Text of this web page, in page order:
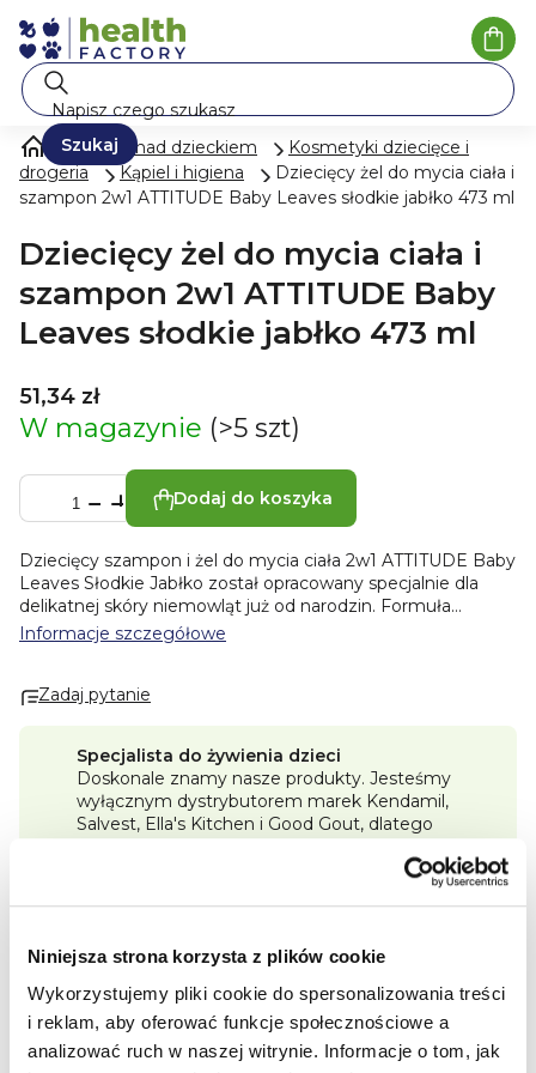
Niniejsza strona korzysta z plików cookie
Wykorzystujemy pliki cookie do spersonalizowania treści
i reklam, aby oferować funkcje społecznościowe a
analizować ruch w naszej witrynie. Informacje o tom, jak
Przejść
do
treści
Szukaj
Opieka nad dzieckiem
Kosmetyki dziecięce i
drogeria
Kąpiel i higiena
Dziecięcy żel do mycia ciała i
szampon 2w1 ATTITUDE Baby Leaves słodkie jabłko 473 ml
Dziecięcy żel do mycia ciała i
szampon 2w1 ATTITUDE Baby
Leaves słodkie jabłko 473 ml
51,34 zł
W magazynie (>5 szt)
Dodaj do koszyka
Dziecięcy szampon i żel do mycia ciała 2w1 ATTITUDE Baby
Leaves Słodkie Jabłko został opracowany specjalnie dla
delikatnej skóry niemowląt już od narodzin. Formuła
zawiera 98% składników pochodzenia naturalnego i została
codzienną kąpiel oraz delikatnie oczyszcza włosy i ciało
przyjemne codzienne stosowanie.
Korzyści:
• formuła 2w1
• dermatologicznie testowany
• naturalny zapach słodkiego jabłka
• 100% wegański
• duże opakowanie 473 ml
Informacje szczegółowe
Zadaj pytanie
Specjalista do żywienia dzieci
Doskonale znamy nasze produkty. Jesteśmy
wyłącznym dystrybutorem marek Kendamil,
Salvest, Ella's Kitchen i Good Gout, dlatego
Im więcej kupisz, tym więcej punktów Premium
zrealizować.
Darmowa dostawa od 250 zł
Wszystkie zamówienia wysyłamy szybko.